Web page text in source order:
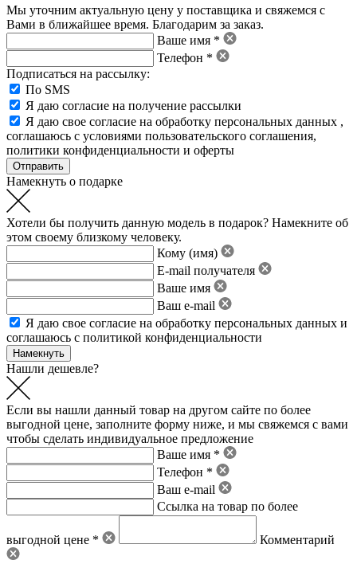
Мы уточним актуальную цену у поставщика и свяжемся с
Вами в ближайшее время. Благодарим за заказ.
Ваше имя *
Телефон *
Подписаться на рассылку:
По SMS
Я даю согласие на получение рассылки
Я даю свое согласие на обработку персональных данных ,
соглашаюсь с условиями пользовательского соглашения,
политики конфиденциальности и оферты
Намекнуть о подарке
Хотели бы получить данную модель в подарок? Намекните об
этом своему близкому человеку.
Кому (имя)
E-mail получателя
Ваше имя
Ваш e-mail
Я даю свое согласие на обработку персональных данных и
соглашаюсь с политикой конфиденциальности
Нашли дешевле?
Если вы нашли данный товар на другом сайте по более
выгодной цене, заполните форму ниже, и мы свяжемся с вами
чтобы сделать индивидуальное предложение
Ваше имя *
Телефон *
Ваш e-mail
Ссылка на товар по более
выгодной цене * Комментарий